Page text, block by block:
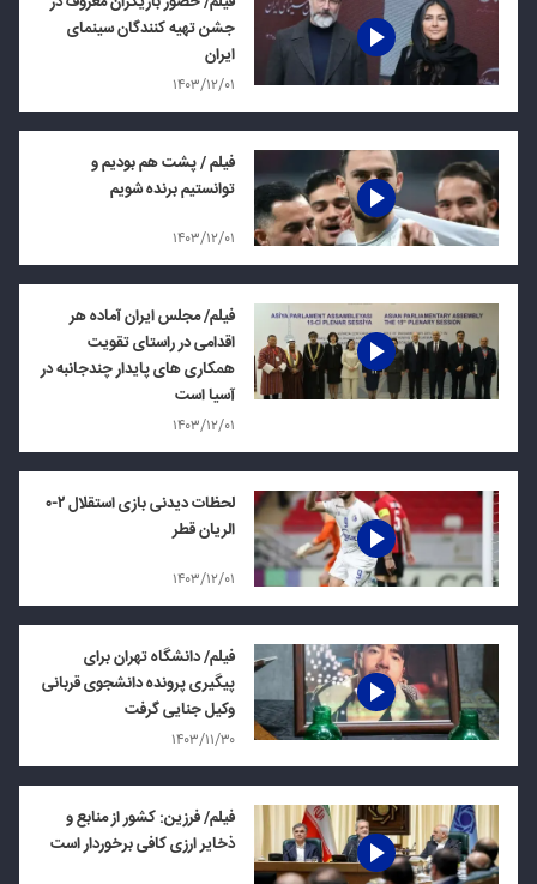
جشن تهیه کنندگان سینمای
ایران
۱۴۰۳/۱۲/۰۱
فیلم / پشت هم بودیم و
توانستیم برنده شویم
۱۴۰۳/۱۲/۰۱
فیلم/ مجلس ایران آماده هر
اقدامی در راستای تقویت
همکاری های پایدار چندجانبه در
آسیا است
۱۴۰۳/۱۲/۰۱
لحظات دیدنی بازی استقلال ۲-۰
الریان قطر
۱۴۰۳/۱۲/۰۱
فیلم/ دانشگاه تهران برای
پیگیری پرونده دانشجوی قربانی
وکیل جنایی گرفت
۱۴۰۳/۱۱/۳۰
فیلم/ فرزین: کشور از منابع و
ذخایر ارزی کافی برخوردار است